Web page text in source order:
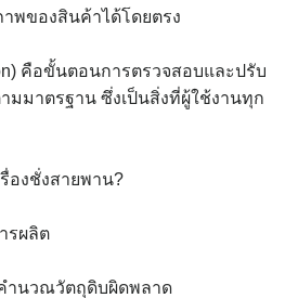
พของสินค้าได้โดยตรง
คือขั้นตอนการตรวจสอบและปรับ
ามมาตรฐาน ซึ่งเป็นสิ่งที่ผู้ใช้งานทุก
องชั่งสายพาน?
รผลิต
ำนวณวัตถุดิบผิดพลาด